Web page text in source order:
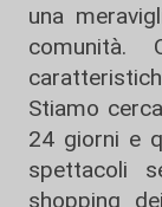
una
comunità.
Stiamo
24 giorni e
spettacoli
shopping